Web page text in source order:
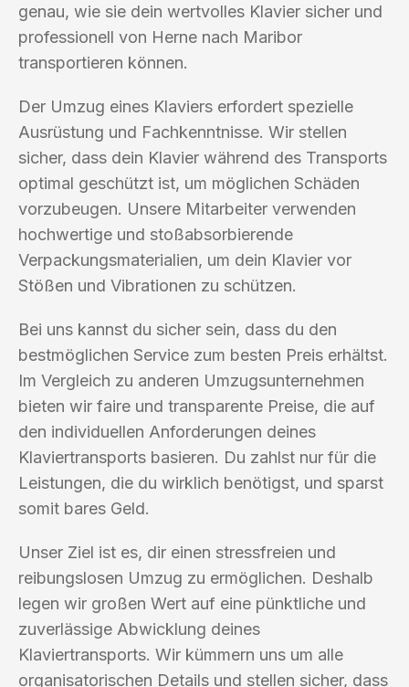
genau, wie sie dein wertvolles Klavier sicher und
professionell von Herne nach Maribor
transportieren können.
Der Umzug eines Klaviers erfordert spezielle
Ausrüstung und Fachkenntnisse. Wir stellen
sicher, dass dein Klavier während des Transports
optimal geschützt ist, um möglichen Schäden
vorzubeugen. Unsere Mitarbeiter verwenden
hochwertige und stoßabsorbierende
Verpackungsmaterialien, um dein Klavier vor
Stößen und Vibrationen zu schützen.
Bei uns kannst du sicher sein, dass du den
bestmöglichen Service zum besten Preis erhältst.
Im Vergleich zu anderen Umzugsunternehmen
bieten wir faire und transparente Preise, die auf
den individuellen Anforderungen deines
Klaviertransports basieren. Du zahlst nur für die
Leistungen, die du wirklich benötigst, und sparst
somit bares Geld.
Unser Ziel ist es, dir einen stressfreien und
reibungslosen Umzug zu ermöglichen. Deshalb
legen wir großen Wert auf eine pünktliche und
zuverlässige Abwicklung deines
Klaviertransports. Wir kümmern uns um alle
organisatorischen Details und stellen sicher, dass